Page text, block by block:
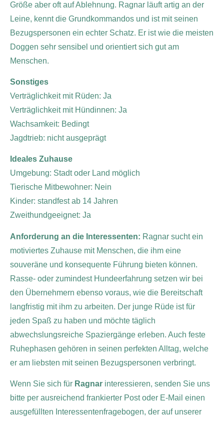
Größe aber oft auf Ablehnung. Ragnar läuft artig an der
Leine, kennt die Grundkommandos und ist mit seinen
Bezugspersonen ein echter Schatz. Er ist wie die meisten
Doggen sehr sensibel und orientiert sich gut am
Menschen.
Sonstiges
Verträglichkeit mit Rüden: Ja
Verträglichkeit mit Hündinnen: Ja
Wachsamkeit: Bedingt
Jagdtrieb: nicht ausgeprägt
Ideales Zuhause
Umgebung: Stadt oder Land möglich
Tierische Mitbewohner: Nein
Kinder: standfest ab 14 Jahren
Zweithundgeeignet: Ja
Anforderung an die Interessenten: Ragnar sucht ein
motiviertes Zuhause mit Menschen, die ihm eine
souveräne und konsequente Führung bieten können.
Rasse- oder zumindest Hundeerfahrung setzen wir bei
den Übernehmern ebenso voraus, wie die Bereitschaft
langfristig mit ihm zu arbeiten. Der junge Rüde ist für
jeden Spaß zu haben und möchte täglich
abwechslungsreiche Spaziergänge erleben. Auch feste
Ruhephasen gehören in seinen perfekten Alltag, welche
er am liebsten mit seinen Bezugspersonen verbringt.
Wenn Sie sich für Ragnar interessieren, senden Sie uns
bitte per ausreichend frankierter Post oder E-Mail einen
ausgefüllten Interessentenfragebogen, der auf unserer